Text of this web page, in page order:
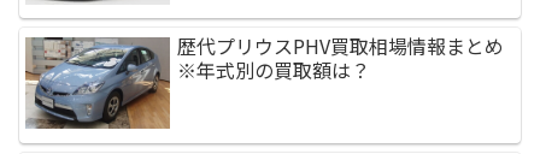
歴代プリウスPHV買取相場情報まとめ
※年式別の買取額は？